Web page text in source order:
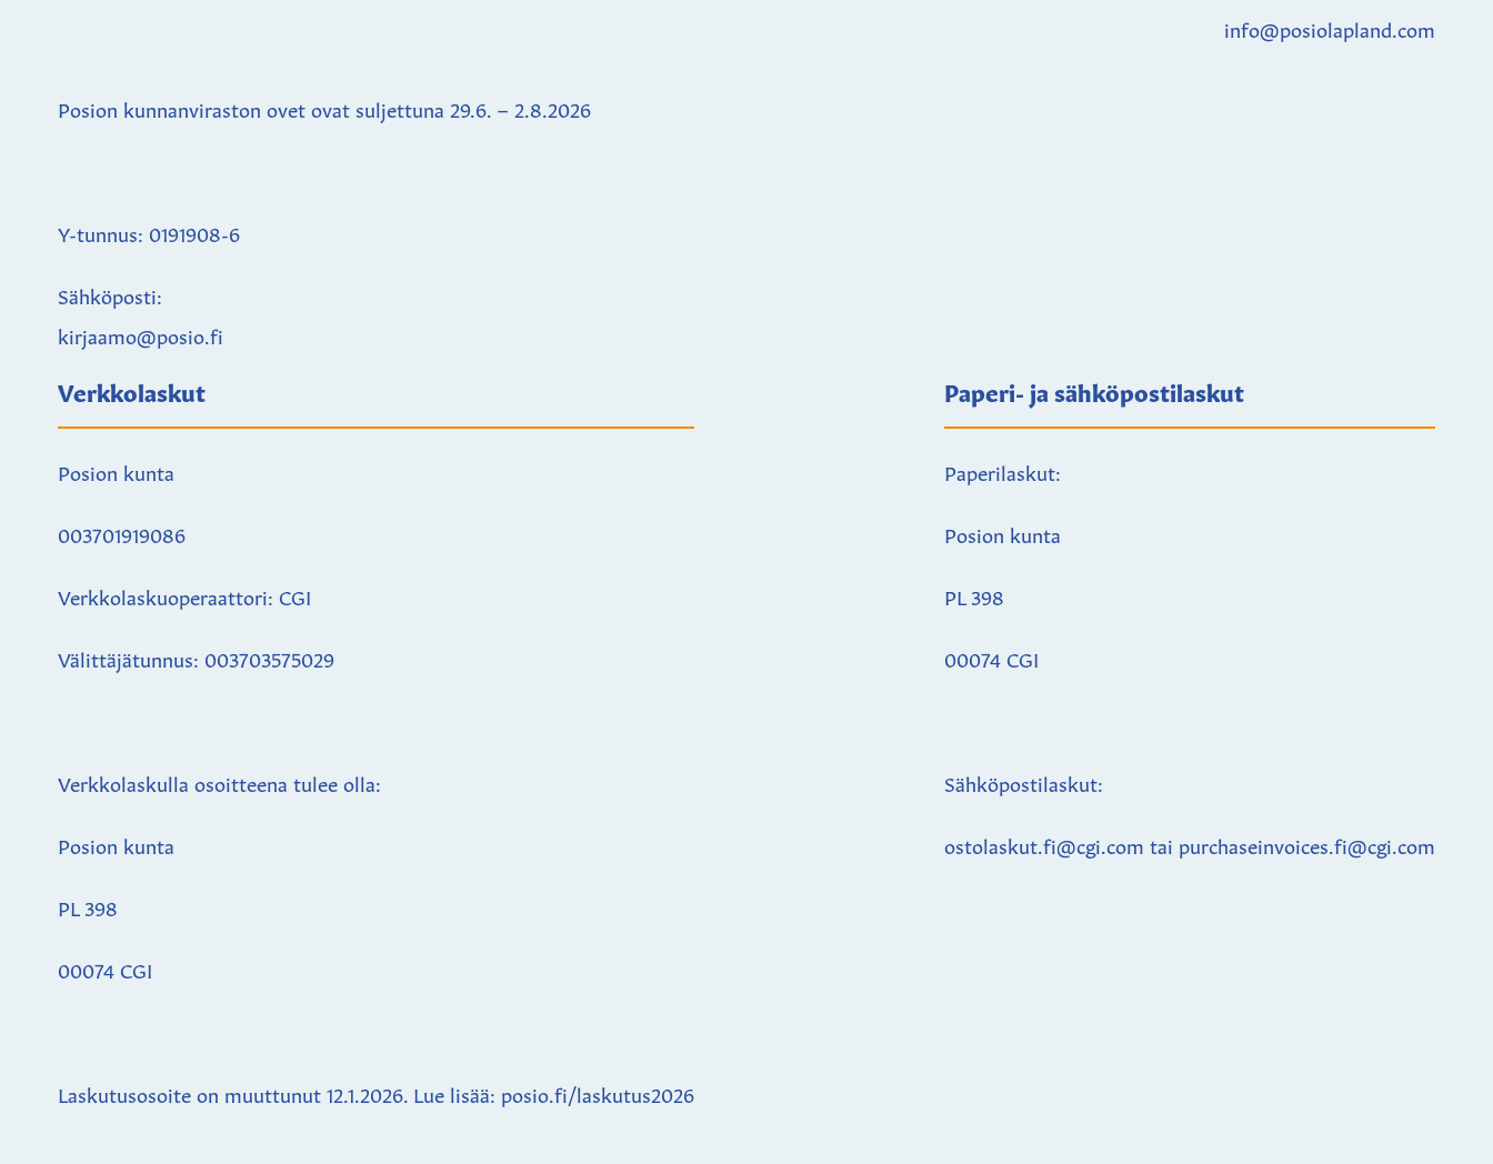
Posion kunnanviraston ovet ovat suljettuna 29.6. – 2.8.2026
Y-tunnus: 0191908-6
Sähköposti:
kirjaamo@posio.fi
info@posiolapland.com
Verkkolaskut
Posion kunta
003701919086
Verkkolaskuoperaattori: CGI
Välittäjätunnus: 003703575029
Verkkolaskulla osoitteena tulee olla:
Posion kunta
PL 398
00074 CGI
Laskutusosoite on muuttunut 12.1.2026. Lue lisää: posio.fi/laskutus2026
Paperi- ja sähköpostilaskut
Paperilaskut:
Posion kunta
PL 398
00074 CGI
Sähköpostilaskut:
ostolaskut.fi@cgi.com tai purchaseinvoices.fi@cgi.com